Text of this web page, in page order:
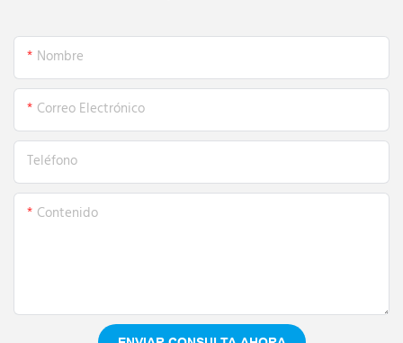
Nombre
Correo Electrónico
Teléfono
Contenido